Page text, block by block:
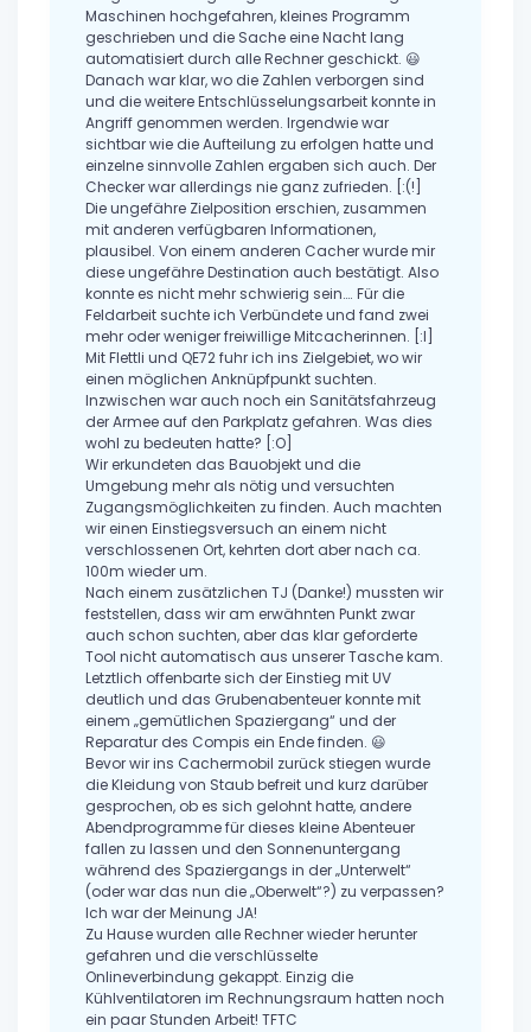
Maschinen hochgefahren, kleines Programm
geschrieben und die Sache eine Nacht lang
automatisiert durch alle Rechner geschickt. 😃
Danach war klar, wo die Zahlen verborgen sind
und die weitere Entschlüsselungsarbeit konnte in
Angriff genommen werden. Irgendwie war
sichtbar wie die Aufteilung zu erfolgen hatte und
einzelne sinnvolle Zahlen ergaben sich auch. Der
Checker war allerdings nie ganz zufrieden. [:(!]
Die ungefähre Zielposition erschien, zusammen
mit anderen verfügbaren Informationen,
plausibel. Von einem anderen Cacher wurde mir
diese ungefähre Destination auch bestätigt. Also
konnte es nicht mehr schwierig sein…. Für die
Feldarbeit suchte ich Verbündete und fand zwei
mehr oder weniger freiwillige Mitcacherinnen. [:I]
Mit Flettli und QE72 fuhr ich ins Zielgebiet, wo wir
einen möglichen Anknüpfpunkt suchten.
Inzwischen war auch noch ein Sanitätsfahrzeug
der Armee auf den Parkplatz gefahren. Was dies
wohl zu bedeuten hatte? [:O]
Wir erkundeten das Bauobjekt und die
Umgebung mehr als nötig und versuchten
Zugangsmöglichkeiten zu finden. Auch machten
wir einen Einstiegsversuch an einem nicht
verschlossenen Ort, kehrten dort aber nach ca.
100m wieder um.
Nach einem zusätzlichen TJ (Danke!) mussten wir
feststellen, dass wir am erwähnten Punkt zwar
auch schon suchten, aber das klar geforderte
Tool nicht automatisch aus unserer Tasche kam.
Letztlich offenbarte sich der Einstieg mit UV
deutlich und das Grubenabenteuer konnte mit
einem „gemütlichen Spaziergang“ und der
Reparatur des Compis ein Ende finden. 😃
Bevor wir ins Cachermobil zurück stiegen wurde
die Kleidung von Staub befreit und kurz darüber
gesprochen, ob es sich gelohnt hatte, andere
Abendprogramme für dieses kleine Abenteuer
fallen zu lassen und den Sonnenuntergang
während des Spaziergangs in der „Unterwelt“
(oder war das nun die „Oberwelt“?) zu verpassen?
Ich war der Meinung JA!
Zu Hause wurden alle Rechner wieder herunter
gefahren und die verschlüsselte
Onlineverbindung gekappt. Einzig die
Kühlventilatoren im Rechnungsraum hatten noch
ein paar Stunden Arbeit! TFTC